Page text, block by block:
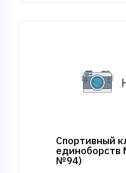
Спортивный
единоборств
№94)